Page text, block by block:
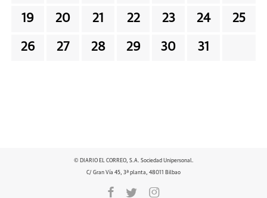
19 20 21 22 23 24 25
26 27 28 29 30 31
© DIARIO EL CORREO, S.A. Sociedad Unipersonal.
C/ Gran Vía 45, 3ª planta, 48011 Bilbao